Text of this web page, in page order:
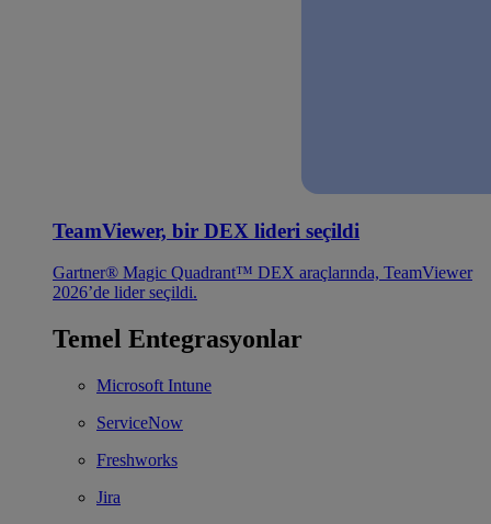
TeamViewer, bir DEX lideri seçildi
Gartner® Magic Quadrant™ DEX araçlarında, TeamViewer
2026’de lider seçildi.
Temel Entegrasyonlar
Microsoft Intune
ServiceNow
Freshworks
Jira